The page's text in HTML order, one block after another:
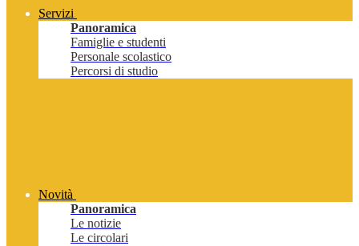
Servizi
Panoramica
Famiglie e studenti
Personale scolastico
Percorsi di studio
Novità
Panoramica
Le notizie
Le circolari